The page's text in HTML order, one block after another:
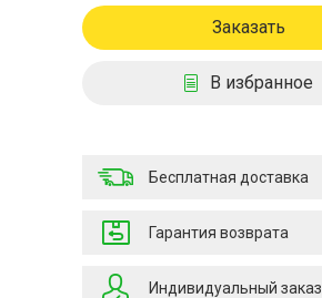
Заказать
В избранное
Бесплатная доставка
Гарантия возврата
Индивидуальный заказ